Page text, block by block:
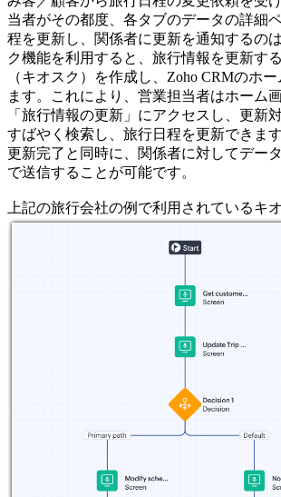
当者がその都度、各タブのデータの詳細
程を更新し、関係者に更新を通知するの
ク機能を利用すると、旅行情報を更新す
（キオスク）を作成し、Zoho CRMのホ
ます。これにより、営業担当者はホーム
「旅行情報の更新」にアクセスし、更新
すばやく検索し、旅行日程を更新できま
更新完了と同時に、関係者に対してデー
で送信することが可能です。
上記の旅行会社の例で利用されているキ